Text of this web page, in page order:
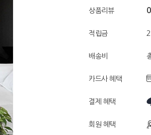
상품리뷰 0
적립금
배송비
카드사 혜택
결제 혜택
회원 혜택